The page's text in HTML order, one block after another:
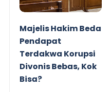
Majelis Hakim Beda
Pendapat
Terdakwa Korupsi
Divonis Bebas, Kok
Bisa?